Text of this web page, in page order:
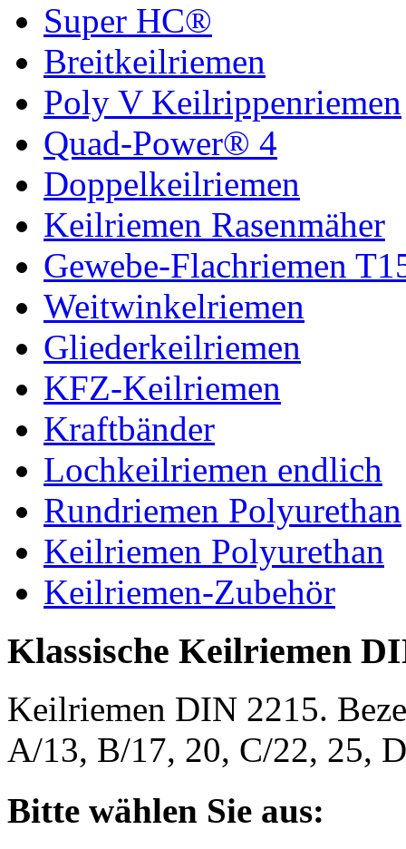
Super HC®
Breitkeilriemen
Poly V Keilrippenriemen
Quad-Power® 4
Doppelkeilriemen
Keilriemen Rasenmäher
Gewebe-Flachriemen
Weitwinkelriemen
Gliederkeilriemen
KFZ-Keilriemen
Kraftbänder
Lochkeilriemen endlich
Rundriemen Polyurethan
Keilriemen Polyurethan
Keilriemen-Zubehör
Klassische Keilriemen
Keilriemen DIN 2215.
A/13, B/17, 20, C/22, 25,
Bitte wählen Sie aus: